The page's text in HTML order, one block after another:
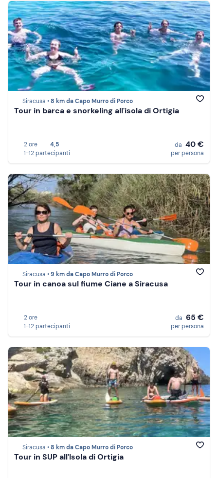
Siracusa •8 km da Capo Murro di Porco
Tour in barca e snorkeling all'isola di Ortigia
2 ore
4,5
1-12 partecipanti
da 40 €
per persona
Siracusa •9 km da Capo Murro di Porco
Tour in canoa sul fiume Ciane a Siracusa
2 ore
1-12 partecipanti
da 65 €
per persona
Siracusa •8 km da Capo Murro di Porco
Tour in SUP all'Isola di Ortigia